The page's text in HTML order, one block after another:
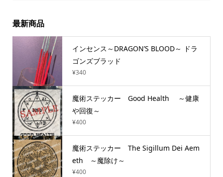
最新商品
インセンス～DRAGON’S BLOOD～ ドラ
ゴンズブラッド
¥340
魔術ステッカー Good Health ～健康
や回復～
¥400
魔術ステッカー The Sigillum Dei Aem
eth ～魔除け～
¥400